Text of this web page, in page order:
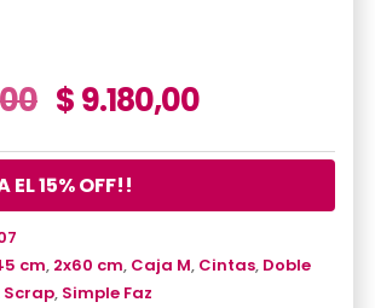
$9.180,00
EL 15% OFF!!
cm, 2x60 cm, Caja M, Cintas, Doble
Scrap, Simple Faz